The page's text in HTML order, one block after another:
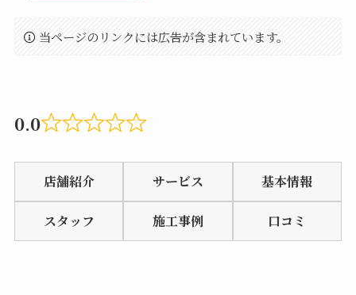
当ページのリンクには広告が含まれています。
0.0
Rated
0.0
out
5
店舗紹介 サービス 基本情報
スタッフ 施工事例 口コミ